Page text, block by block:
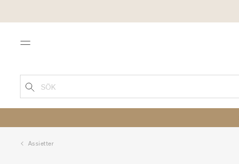
Menu
SÖK
Assietter